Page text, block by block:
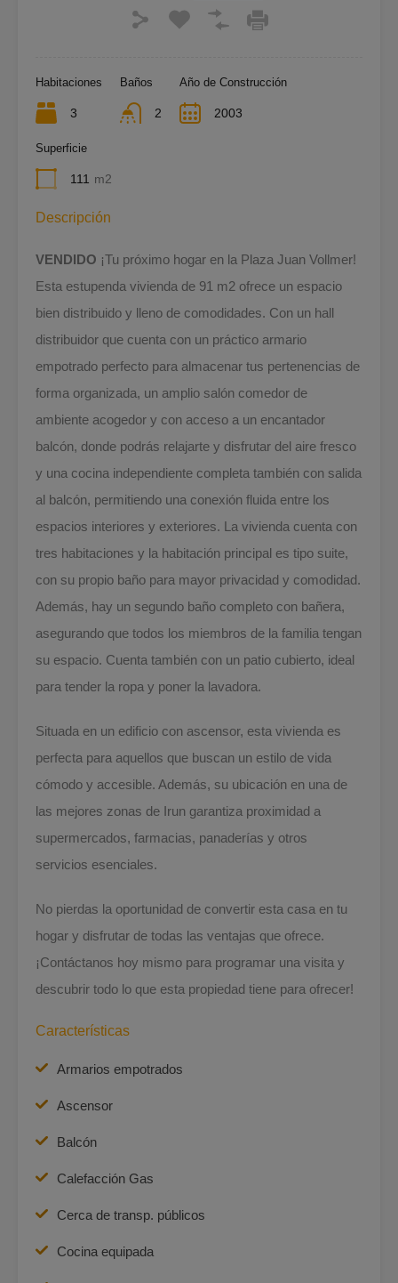
Habitaciones
3
Baños
2
Año de Construcción
2003
Superficie
111 m2
Descripción
VENDIDO ¡Tu próximo hogar en la Plaza Juan Vollmer!
Esta estupenda vivienda de 91 m2 ofrece un espacio
bien distribuido y lleno de comodidades. Con un hall
distribuidor que cuenta con un práctico armario
empotrado perfecto para almacenar tus pertenencias de
forma organizada, un amplio salón comedor de
ambiente acogedor y con acceso a un encantador
balcón, donde podrás relajarte y disfrutar del aire fresco
y una cocina independiente completa también con salida
al balcón, permitiendo una conexión fluida entre los
espacios interiores y exteriores. La vivienda cuenta con
tres habitaciones y la habitación principal es tipo suite,
con su propio baño para mayor privacidad y comodidad.
Además, hay un segundo baño completo con bañera,
asegurando que todos los miembros de la familia tengan
su espacio. Cuenta también con un patio cubierto, ideal
para tender la ropa y poner la lavadora.
Situada en un edificio con ascensor, esta vivienda es
perfecta para aquellos que buscan un estilo de vida
cómodo y accesible. Además, su ubicación en una de
las mejores zonas de Irun garantiza proximidad a
supermercados, farmacias, panaderías y otros
servicios esenciales.
No pierdas la oportunidad de convertir esta casa en tu
hogar y disfrutar de todas las ventajas que ofrece.
¡Contáctanos hoy mismo para programar una visita y
descubrir todo lo que esta propiedad tiene para ofrecer!
Características
Armarios empotrados
Ascensor
Balcón
Calefacción Gas
Cerca de transp. públicos
Cocina equipada